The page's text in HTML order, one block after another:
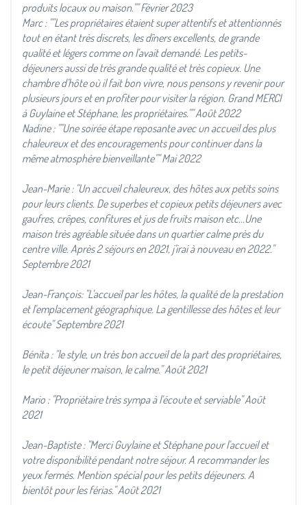
produits locaux ou maison."" Février 2023
Marc : ""Les propriétaires étaient super attentifs et attentionnés
tout en étant très discrets, les dîners excellents, de grande
qualité et légers comme on l'avait demandé. Les petits-
déjeuners aussi de très grande qualité et très copieux. Une
chambre d'hôte où il fait bon vivre, nous pensons y revenir pour
plusieurs jours et en profiter pour visiter la région. Grand MERCI
à Guylaine et Stéphane, les propriétaires."" Août 2022
Nadine : ""Une soirée étape reposante avec un accueil des plus
chaleureux et des encouragements pour continuer dans la
même atmosphère bienveillante"" Mai 2022
Jean-Marie : "Un accueil chaleureux, des hôtes aux petits soins
pour leurs clients. De superbes et copieux petits déjeuners avec
gaufres, crêpes, confitures et jus de fruits maison etc...Une
maison très agréable située dans un quartier calme près du
centre ville. Après 2 séjours en 2021, j'irai à nouveau en 2022."
Septembre 2021
Jean-François: "L'accueil par les hôtes, la qualité de la prestation
et l'emplacement géographique. La gentillesse des hôtes et leur
écoute" Septembre 2021
Bénita : "le style, un très bon accueil de la part des propriétaires,
le petit déjeuner maison, le calme." Août 2021
Mario : "Propriétaire très sympa à l'écoute et serviable" Août
2021
Jean-Baptiste : "Merci Guylaine et Stéphane pour l'accueil et
votre disponibilité pendant notre séjour. A recommander les
yeux fermés. Mention spécial pour les petits déjeuners. A
bientôt pour les férias." Août 2021